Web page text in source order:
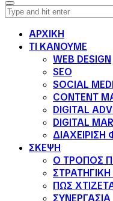
ΑΡΧΙΚΗ
ΤΙ ΚΑΝΟΥΜΕ
WEB DESIGN
SEO
SOCIAL
CONTENT
DIGITAL
DIGITAL
ΣΚΕΨΗ
Ο ΤΡΟΠΟΣ
ΣΤΡΑΤΗΓΙΚΗ
ΠΩΣ
ΣΥΝΕΡΓΑΣΙΑ